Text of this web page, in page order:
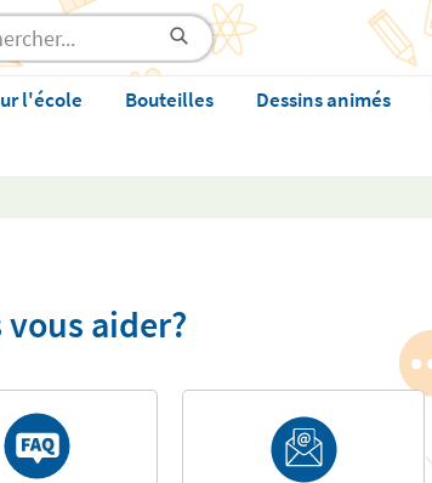
l'école Bouteilles Dessins animés
aider?